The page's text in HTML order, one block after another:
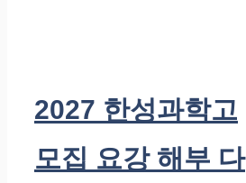
2027 한성과학고
모집 요강 해부 다